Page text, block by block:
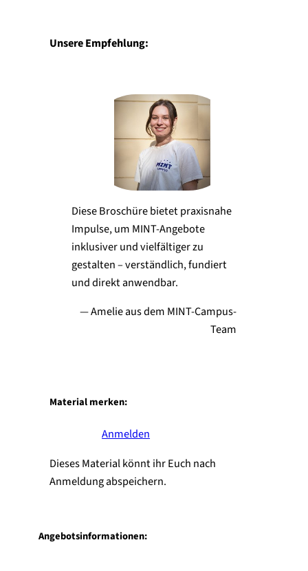
Unsere Empfehlung:
Diese Broschüre bietet praxisnahe
Impulse, um MINT-Angebote
inklusiver und vielfältiger zu
gestalten – verständlich, fundiert
und direkt anwendbar.
— Amelie aus dem MINT-Campus-
Team
Material merken:
Anmelden
Dieses Material könnt ihr Euch nach
Anmeldung abspeichern.
Angebotsinformationen: